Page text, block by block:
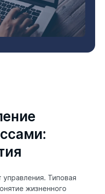
Типовая
жизненного